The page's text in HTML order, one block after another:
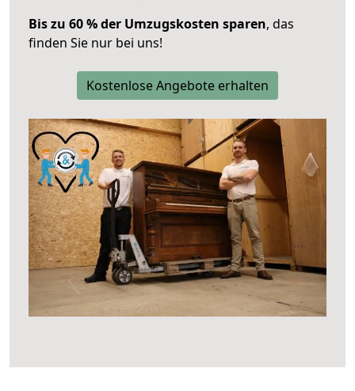
Bis zu 60 % der Umzugskosten sparen, das
finden Sie nur bei uns!
Kostenlose Angebote erhalten